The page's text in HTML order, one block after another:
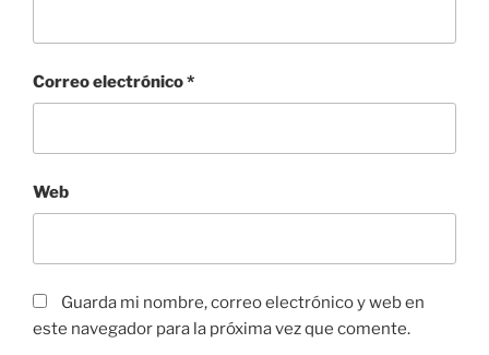
Correo electrónico*
Web
Guarda mi nombre, correo electrónico y web en
este navegador para la próxima vez que comente.